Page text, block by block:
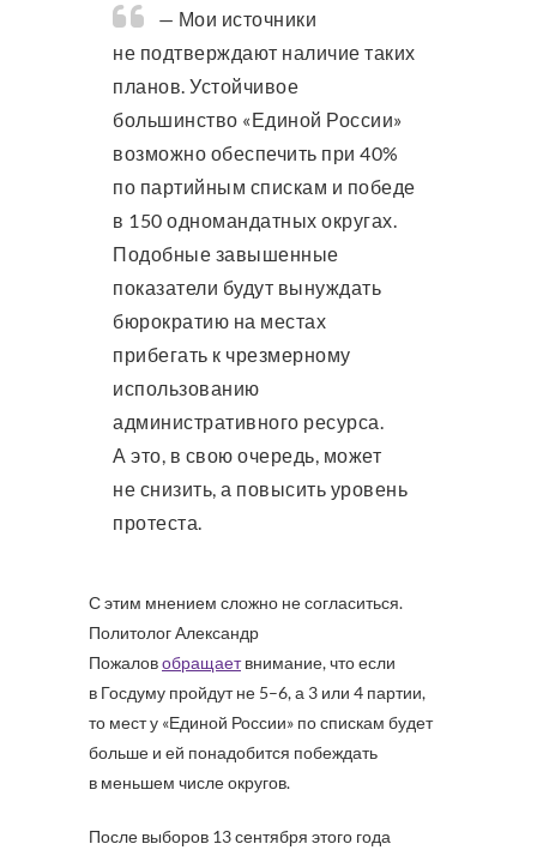
— Мои источники
не подтверждают наличие таких
планов. Устойчивое
большинство «Единой России»
возможно обеспечить при 40%
по партийным спискам и победе
в 150 одномандатных округах.
Подобные завышенные
показатели будут вынуждать
бюрократию на местах
прибегать к чрезмерному
использованию
административного ресурса.
А это, в свою очередь, может
не снизить, а повысить уровень
протеста.
С этим мнением сложно не согласиться.
Политолог Александр
Пожаловобращаетвнимание, что если
в Госдуму пройдут не 5–6, а 3 или 4 партии,
то мест у «Единой России» по спискам будет
больше и ей понадобится побеждать
в меньшем числе округов.
После выборов 13 сентября этого года